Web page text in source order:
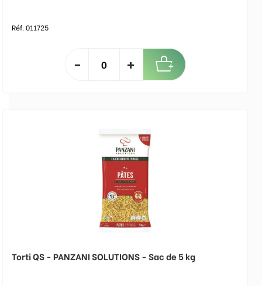
Réf. 011725
Torti QS - PANZANI SOLUTIONS - Sac de 5 kg